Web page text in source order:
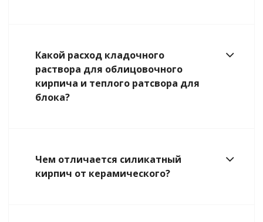
Какой расход кладочного
раствора для облицовочного
кирпича и теплого ратсвора для
блока?
Чем отличается силикатный
кирпич от керамического?